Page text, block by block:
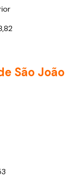
São João